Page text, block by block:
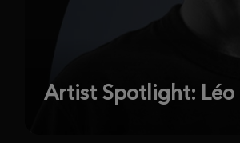
Artist Spotlight: Léo